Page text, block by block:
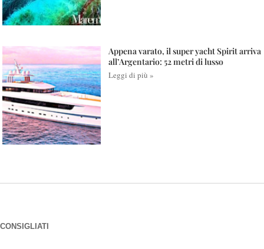
Appena varato, il super yacht Spirit arriva
all’Argentario: 52 metri di lusso
Leggi di più »
CONSIGLIATI